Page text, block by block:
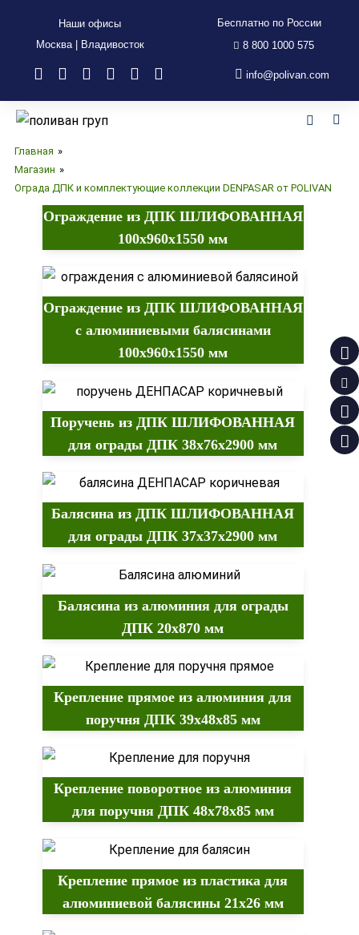
Наши офисы
Москва | Владивосток
Бесплатно по России
8 800 1000 575
info@polivan.com
Главная »
Магазин »
Ограда ДПК и комплектующие коллекции DENPASAR от POLIVAN
Ограда ДПК и комплектующие
коллекции
DENPASAR от POLIVAN
Ограждение из ДПК ШЛИФОВАННАЯ
100х960х1550 мм
Ограждение из ДПК ШЛИФОВАННАЯ
с алюминиевыми балясинами
100х960х1550 мм
Поручень из ДПК ШЛИФОВАННАЯ
для ограды ДПК 38х76х2900 мм
Балясина из ДПК ШЛИФОВАННАЯ
для ограды ДПК 37х37х2900 мм
Балясина из алюминия для ограды
ДПК 20х870 мм
Крепление прямое из алюминия для
поручня ДПК 39х48х85 мм
Крепление поворотное из алюминия
для поручня ДПК 48х78х85 мм
Крепление прямое из пластика для
алюминиевой балясины 21х26 мм